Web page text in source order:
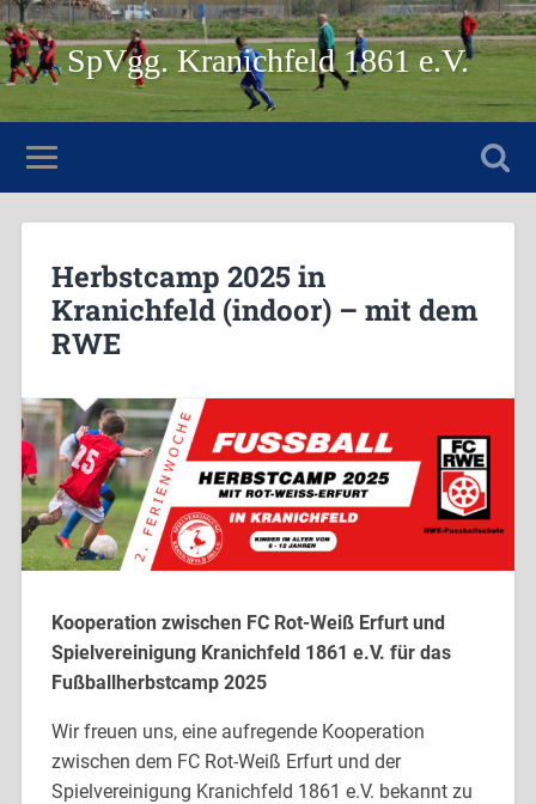
SpVgg. Kranichfeld 1861 e.V.
Herbstcamp 2025 in
Kranichfeld (indoor) – mit dem
RWE
Kooperation zwischen FC Rot-Weiß Erfurt und
Spielvereinigung Kranichfeld 1861 e.V. für das
Fußballherbstcamp 2025
Wir freuen uns, eine aufregende Kooperation
zwischen dem FC Rot-Weiß Erfurt und der
Spielvereinigung Kranichfeld 1861 e.V. bekannt zu